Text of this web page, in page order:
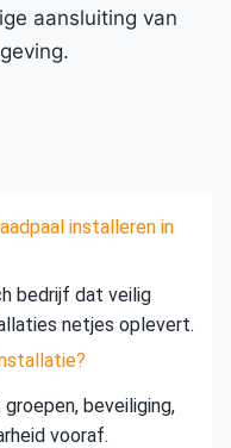
aansluiting van
installeren in
bedrijf dat veilig
netjes oplevert.
beveiliging,
vooraf.